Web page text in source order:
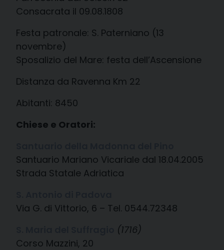
Consacrata il 09.08.1808
Festa patronale: S. Paterniano (13
novembre)
Sposalizio del Mare: festa dell’Ascensione
Distanza da Ravenna Km 22
Abitanti: 8450
Chiese e Oratori:
Santuario Mariano Vicariale dal 18.04.2005
Strada Statale Adriatica
Via G. di Vittorio, 6 – Tel. 0544.72348
(1716)
Corso Mazzini, 20